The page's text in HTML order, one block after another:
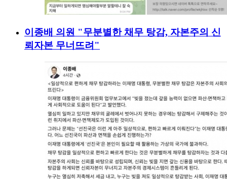
이종배 의원 "무분별한 채무 탕감, 자본주의 신
뢰자본 무너뜨려"